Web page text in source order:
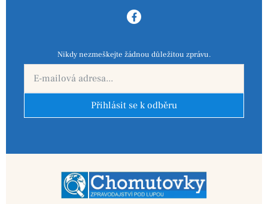
Nikdy nezmeškejte žádnou důležitou zprávu.
Přihlásit se k odběru